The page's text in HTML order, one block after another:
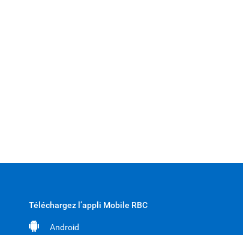
Téléchargez l’appli Mobile RBC
Android